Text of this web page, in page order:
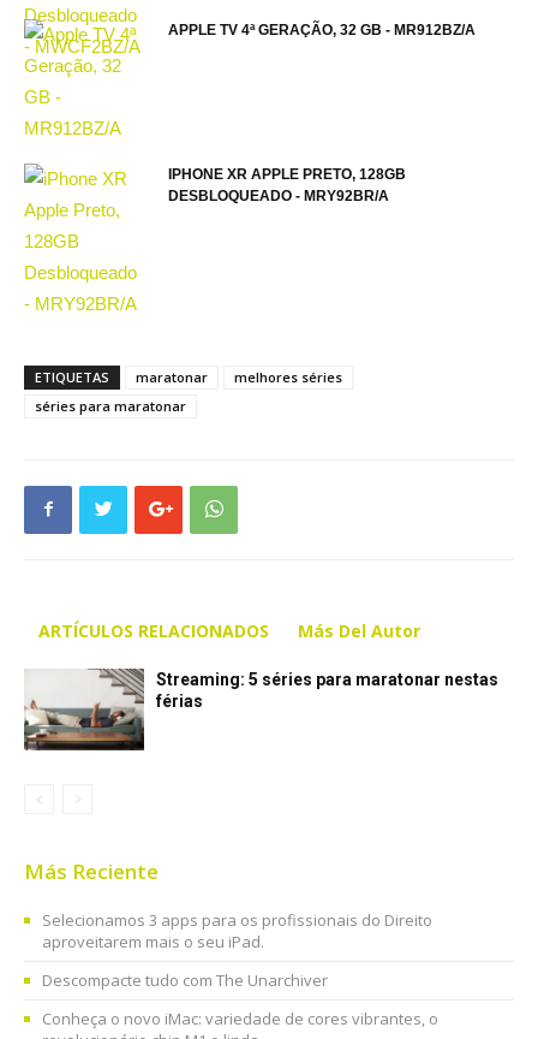
APPLE TV 4ª GERAÇÃO, 32 GB - MR912BZ/A
IPHONE XR APPLE PRETO, 128GB
DESBLOQUEADO - MRY92BR/A
ETIQUETAS maratonar
melhores séries
séries para maratonar
ARTÍCULOS RELACIONADOS Más Del Autor
Streaming: 5 séries para maratonar nestas
férias
Más Reciente
Selecionamos 3 apps para os profissionais do Direito
aproveitarem mais o seu iPad.
Descompacte tudo com The Unarchiver
Conheça o novo iMac: variedade de cores vibrantes, o